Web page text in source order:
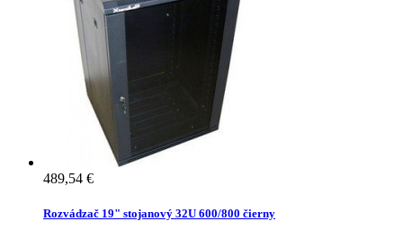
489,54 €
Rozvádzač 19" stojanový 32U 600/800 čierny